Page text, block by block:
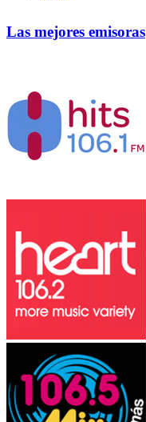
Las mejores emisoras